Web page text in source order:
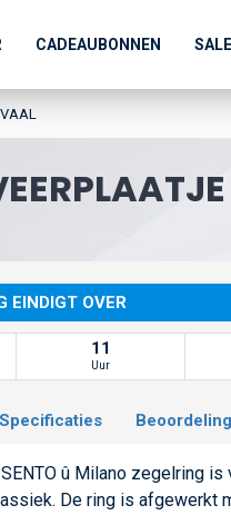
CADEAUBONNEN SALE
Specificaties Beoordeling
û Milano zegelring
De ring is afgewerkt
EINDIGT OVER
11
Uur